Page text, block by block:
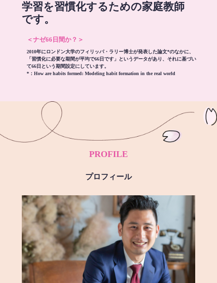
学習を習慣化するための家庭教師
です。
＜ナゼ66日間か？＞
2010年にロンドン大学のフィリッパ・ラリー博士が発表した論文*のなかに、
「習慣化に必要な期間が平均で66日です」というデータがあり、それに基づい
て66日という期間設定にしています。
*： How are habits formed: Modeling habit formation in the real world
PROFILE
プロフィール